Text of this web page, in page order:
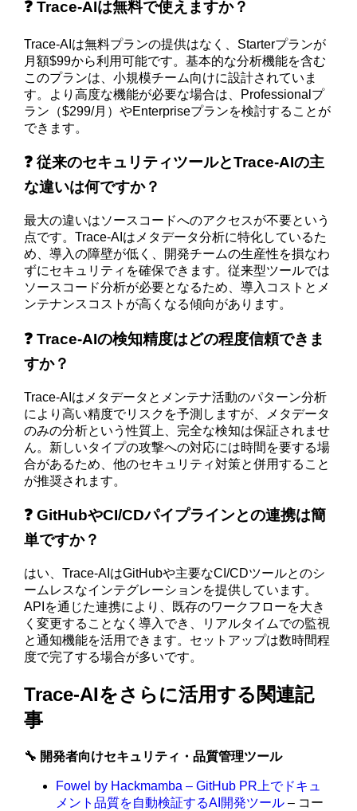
❓ Trace-AIは無料で使えますか？
Trace-AIは無料プランの提供はなく、Starterプランが
月額$99から利用可能です。基本的な分析機能を含む
このプランは、小規模チーム向けに設計されていま
す。より高度な機能が必要な場合は、Professionalプ
ラン（$299/月）やEnterpriseプランを検討することが
できます。
❓ 従来のセキュリティツールとTrace-AIの主
な違いは何ですか？
最大の違いはソースコードへのアクセスが不要という
点です。Trace-AIはメタデータ分析に特化しているた
め、導入の障壁が低く、開発チームの生産性を損なわ
ずにセキュリティを確保できます。従来型ツールでは
ソースコード分析が必要となるため、導入コストとメ
ンテナンスコストが高くなる傾向があります。
❓ Trace-AIの検知精度はどの程度信頼できま
すか？
Trace-AIはメタデータとメンテナ活動のパターン分析
により高い精度でリスクを予測しますが、メタデータ
のみの分析という性質上、完全な検知は保証されませ
ん。新しいタイプの攻撃への対応には時間を要する場
合があるため、他のセキュリティ対策と併用すること
が推奨されます。
❓ GitHubやCI/CDパイプラインとの連携は簡
単ですか？
はい、Trace-AIはGitHubや主要なCI/CDツールとのシ
ームレスなインテグレーションを提供しています。
APIを通じた連携により、既存のワークフローを大き
く変更することなく導入でき、リアルタイムでの監視
と通知機能を活用できます。セットアップは数時間程
度で完了する場合が多いです。
Trace-AIをさらに活用する関連記
事
🔧 開発者向けセキュリティ・品質管理ツール
Fowel by Hackmamba – GitHub PR上でドキュ
メント品質を自動検証するAI開発ツール – コー